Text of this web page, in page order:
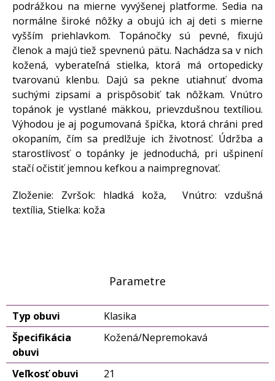
podrážkou na mierne vyvýšenej platforme. Sedia na
normálne široké nôžky a obujú ich aj deti s mierne
vyšším priehlavkom. Topánočky sú pevné, fixujú
členok a majú tiež spevnenú pätu. Nachádza sa v nich
kožená, vyberateľná stielka, ktorá má ortopedicky
tvarovanú klenbu. Dajú sa pekne utiahnuť dvoma
suchými zipsami a prispôsobiť tak nôžkam. Vnútro
topánok je vystlané mäkkou, prievzdušnou textíliou.
Výhodou je aj pogumovaná špička, ktorá chráni pred
okopaním, čím sa predlžuje ich životnosť. Údržba a
starostlivosť o topánky je jednoduchá, pri ušpinení
stačí očistiť jemnou kefkou a naimpregnovať.
Zloženie: Zvršok: hladká koža, Vnútro: vzdušná
textília, Stielka: koža
Parametre
Typ obuvi
Klasika
Špecifikácia
obuvi
Kožená/Nepremokavá
Veľkosť obuvi 21